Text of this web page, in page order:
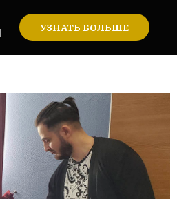
УЗНАТЬ БОЛЬШЕ